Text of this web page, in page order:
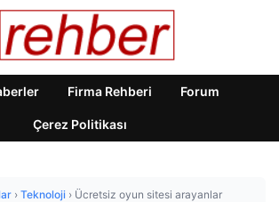
Firma Rehberi Forum
Çerez Politikası
› Teknoloji › Ücretsiz oyun sitesi arayanlar